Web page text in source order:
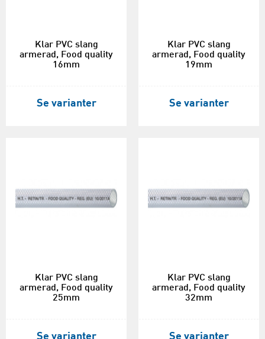
Klar PVC slang
armerad, Food quality
16mm
Se varianter
Klar PVC slang
armerad, Food quality
19mm
Se varianter
Klar PVC slang
armerad, Food quality
25mm
Se varianter
Klar PVC slang
armerad, Food quality
32mm
Se varianter